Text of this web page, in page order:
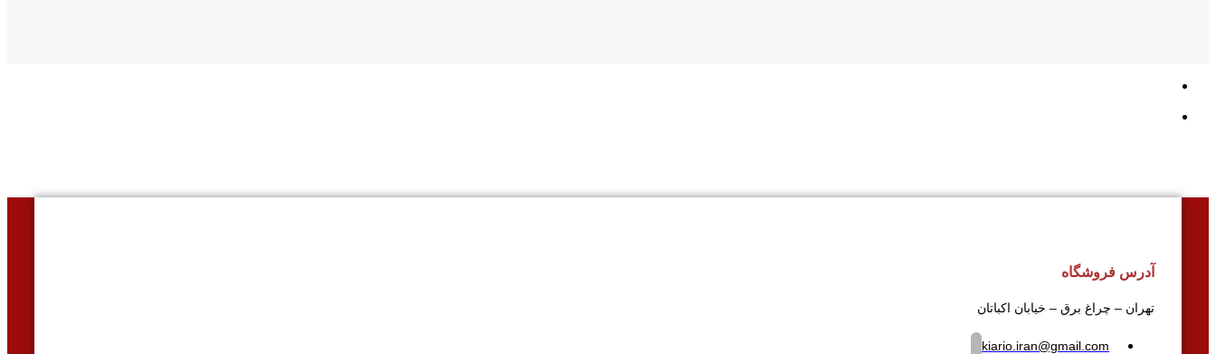
آدرس فروشگاه
تهران – چراغ برق – خیابان اکباتان
kiario.iran@gmail.com